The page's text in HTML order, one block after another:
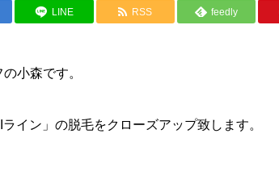
LINE RSS feedly
小森です。
イン」の脱毛をクローズアップ致します。